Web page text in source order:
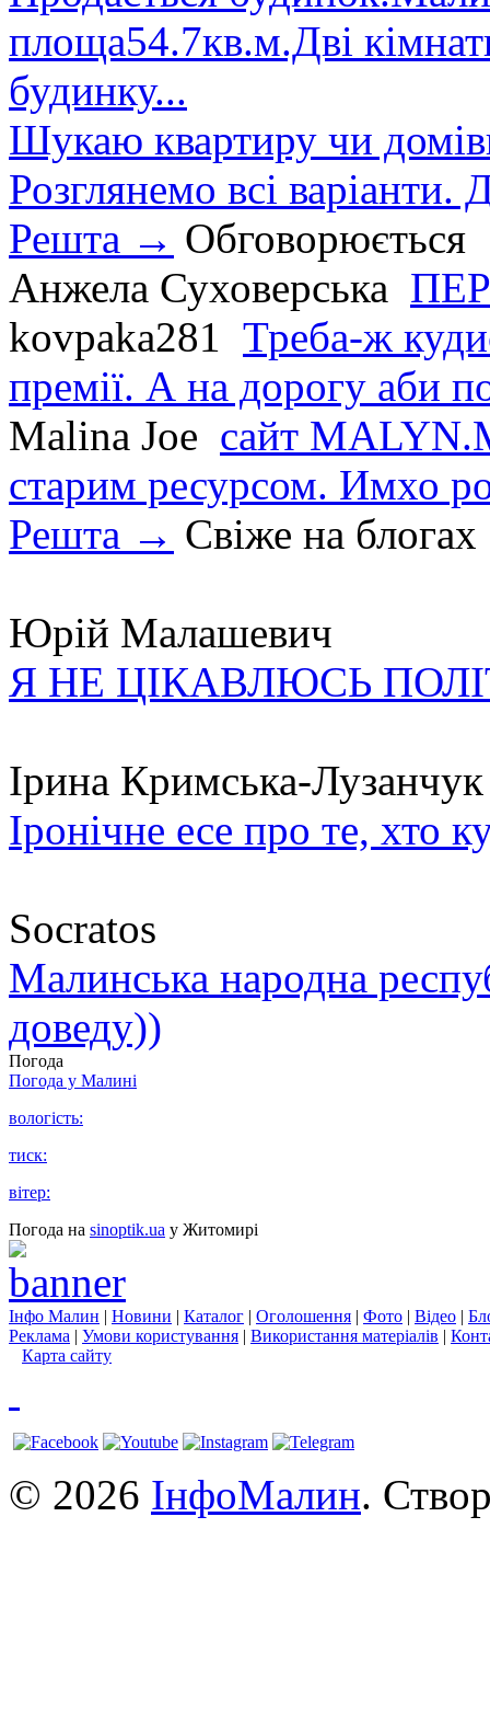
площа54.7кв.м.Дві
будинку...
Шукаю квартиру чи
Розглянемо всі варіанти.
Решта → Обговорюється
Анжела Суховерська
kovpaka281 Треба-ж
премії. А на дорогу аби
Malina Joe сайт
старим ресурсом. Имхо
Решта → Свіже на блогах
Юрій Малашевич
Я НЕ ЦІКАВЛЮСЬ
Ірина Кримська-Лузанчук
Іронічне есе про те, хто
Socratos
Малинська народна
доведу))
Погода
Погода у Малині
вологість:
тиск:
вітер:
Погода на sinoptik.ua у Житомирі
Інфо Малин | Новини | Каталог | Оголошення | Фото | Відео |
Реклама | Умови користування | Використання матеріалів |
Карта сайту
© 2026 ІнфоМалин.